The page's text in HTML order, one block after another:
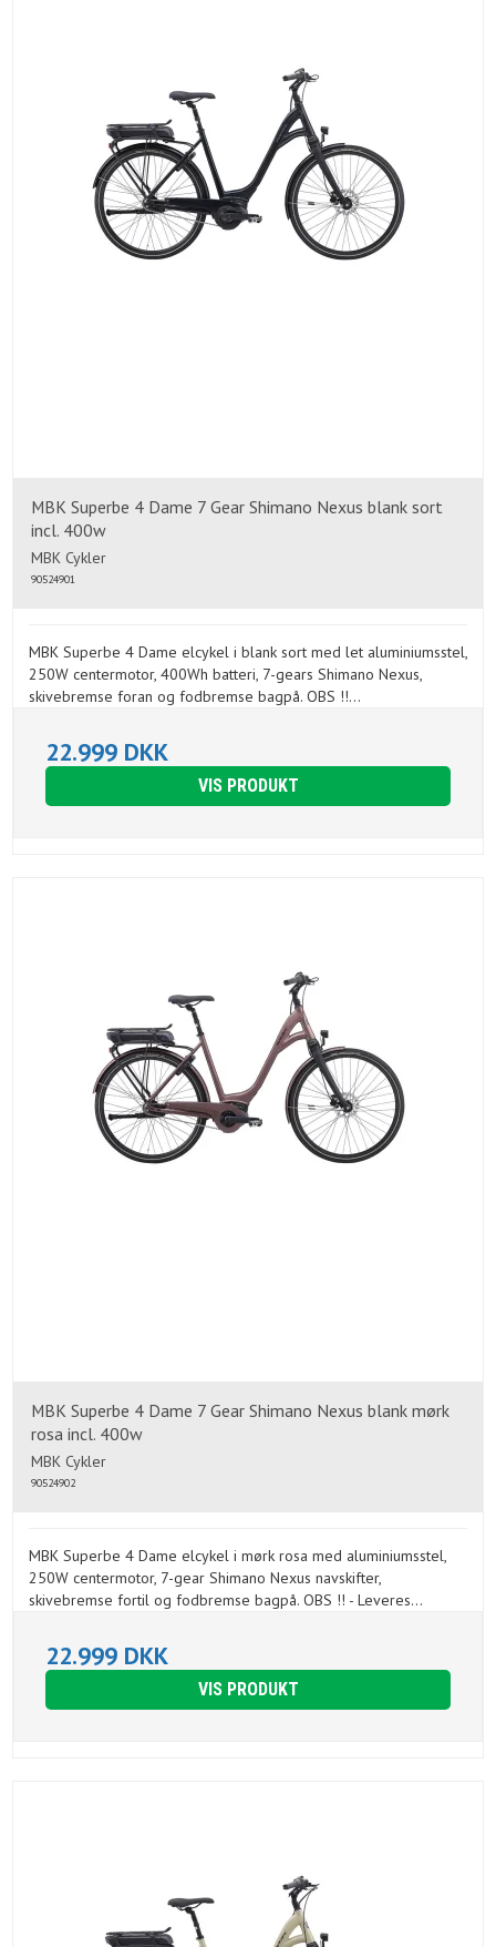
MBK Superbe 4 Dame 7 Gear Shimano Nexus blank sort
incl. 400w
MBK Cykler
90524901
MBK Superbe 4 Dame elcykel i blank sort med let aluminiumsstel,
250W centermotor, 400Wh batteri, 7-gears Shimano Nexus,
skivebremse foran og fodbremse bagpå. OBS !!...
22.999 DKK
VIS PRODUKT
MBK Superbe 4 Dame 7 Gear Shimano Nexus blank mørk
rosa incl. 400w
MBK Cykler
90524902
MBK Superbe 4 Dame elcykel i mørk rosa med aluminiumsstel,
250W centermotor, 7-gear Shimano Nexus navskifter,
skivebremse fortil og fodbremse bagpå. OBS !! - Leveres...
22.999 DKK
VIS PRODUKT